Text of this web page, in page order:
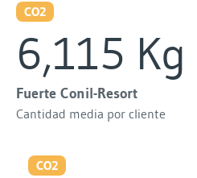
CO2
6,115 Kg
Fuerte Conil-Resort
Cantidad media por cliente
CO2